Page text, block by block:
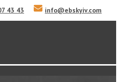
43 43 info@ebskyiv.com